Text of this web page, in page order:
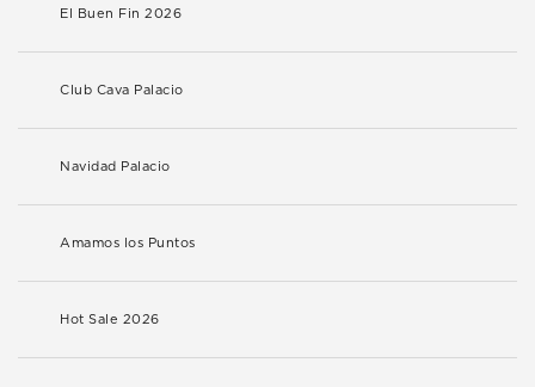
El Buen Fin 2026
Club Cava Palacio
Navidad Palacio
Amamos los Puntos
Hot Sale 2026